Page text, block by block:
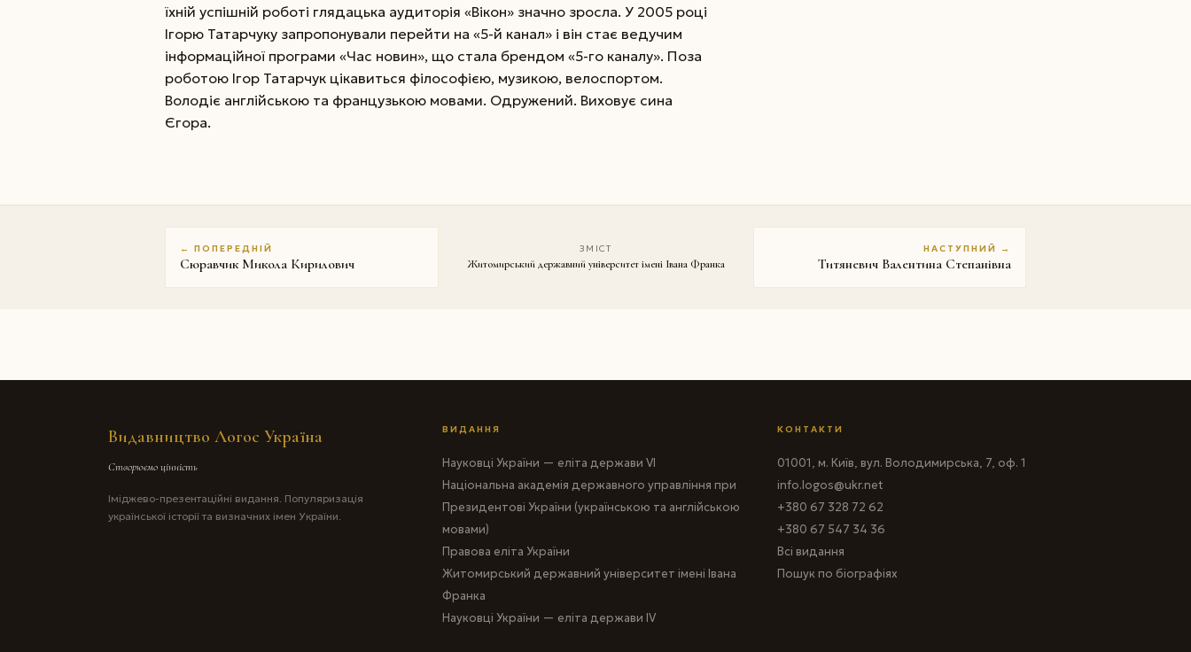
їхній успішній роботі глядацька аудиторія «Вікон» значно зросла. У 2005 році
Ігорю Татарчуку запропонували перейти на «5-й канал» і він стає ведучим
інформаційної програми «Час новин», що стала брендом «5-го каналу». Поза
роботою Ігор Татарчук цікавиться філософією, музикою, велоспортом.
Володіє англійською та французькою мовами. Одружений. Виховує сина
Єгора.
← ПОПЕРЕДНІЙ
Сюравчик Микола Кирилович
ЗМІСТ
Житомирський державний університет імені Івана Франка
НАСТУПНИЙ →
Титяневич Валентина Степанівна
Видавництво Логос Україна
Створюємо цінність
Іміджево-презентаційні видання. Популяризація
української історії та визначних імен України.
ВИДАННЯ
Науковці України — еліта держави VI
Національна академія державного управління при
Президентові України (українською та англійською
мовами)
Правова еліта України
Житомирський державний університет імені Івана
Франка
Науковці України — еліта держави IV
КОНТАКТИ
01001, м. Київ, вул. Володимирська, 7, оф. 1
info.logos@ukr.net
+380 67 328 72 62
+380 67 547 34 36
Всі видання
Пошук по біографіях